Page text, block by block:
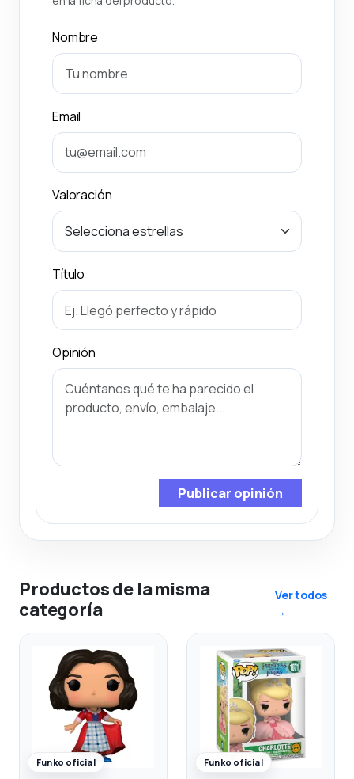
Nombre
Email
Valoración
Título
Opinión
Publicar opinión
Productos de la misma
categoría
Ver todos
→
Funko oficial Funko oficial